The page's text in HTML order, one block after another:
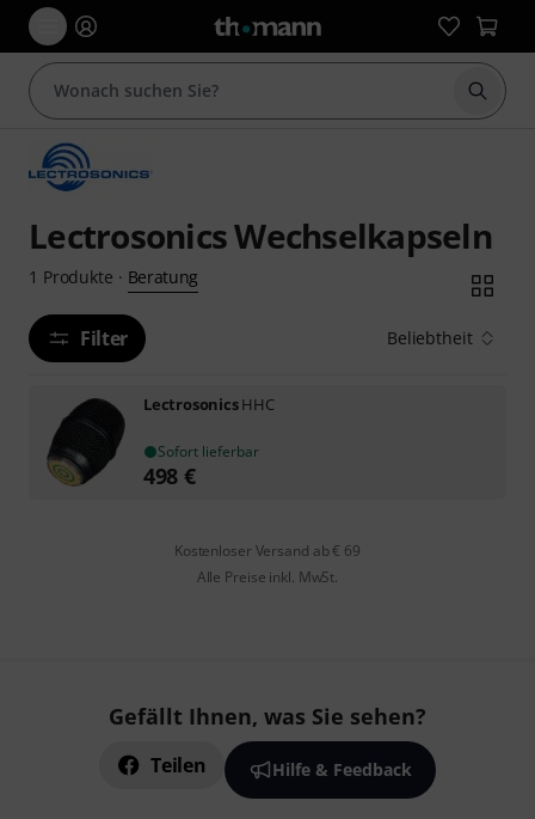
Suche
Lectrosonics Wechselkapseln
1 Produkte · Beratung
Filter Beliebtheit
LectrosonicsHHC
Sofort lieferbar
498 €
Kostenloser Versand ab € 69
Alle Preise inkl. MwSt.
Gefällt Ihnen, was Sie sehen?
Teilen Hilfe & Feedback